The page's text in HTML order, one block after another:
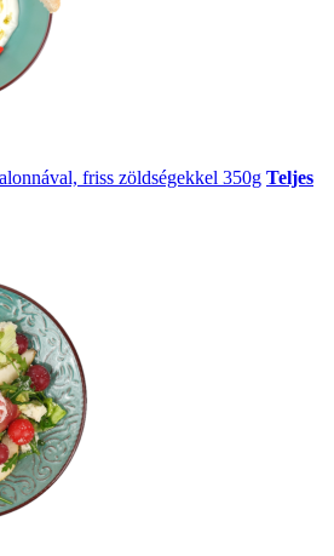
friss zöldségekkel 350g Teljes